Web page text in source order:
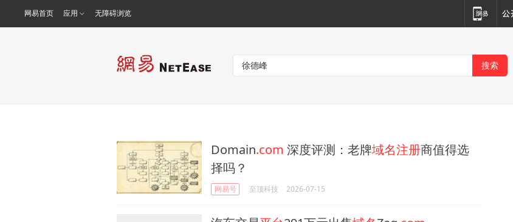
网易首页 应用 无障碍浏览
Domain.com 深度评测：老牌域名注册商值得选
择吗？
网易号 至顶科技 2026-07-15